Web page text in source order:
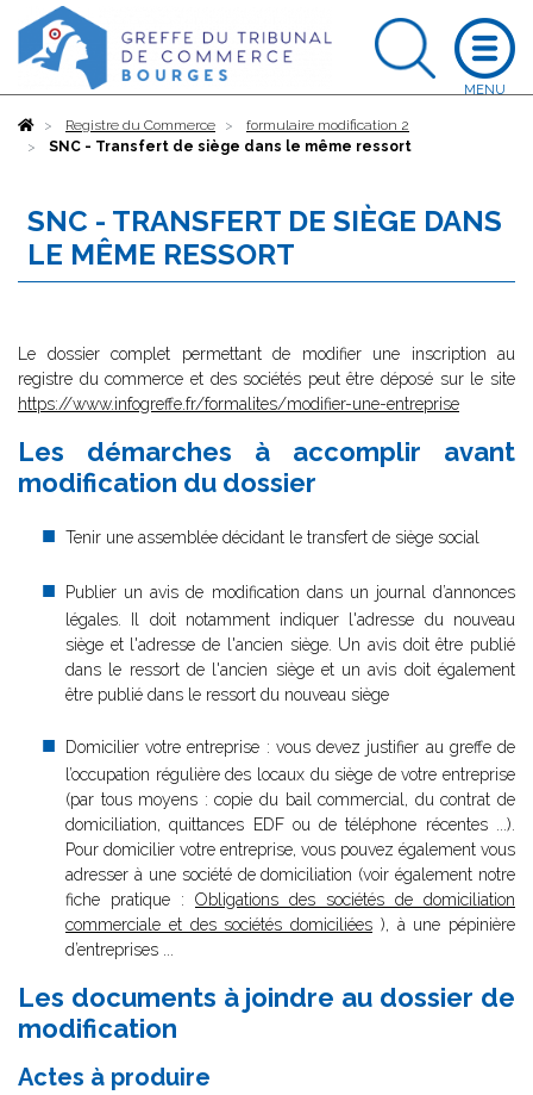
AccueilRegistre du Commerce
formulaire modification 2
SNC - Transfert de siège dans le même ressort
SNC - TRANSFERT DE SIÈGE DANS
LE MÊME RESSORT
Le dossier complet permettant de modifier une inscription au
registre du commerce et des sociétés peut être déposé sur le site
https://www.infogreffe.fr/formalites/modifier-une-entreprise
Les démarches à accomplir avant
modification du dossier
Tenir une assemblée décidant le transfert de siège social
Publier un avis de modification dans un journal d’annonces
légales. Il doit notamment indiquer l'adresse du nouveau
siège et l'adresse de l'ancien siège. Un avis doit être publié
dans le ressort de l'ancien siège et un avis doit également
être publié dans le ressort du nouveau siège
Domicilier votre entreprise : vous devez justifier au greffe de
l’occupation régulière des locaux du siège de votre entreprise
(par tous moyens : copie du bail commercial, du contrat de
domiciliation, quittances EDF ou de téléphone récentes ...).
Pour domicilier votre entreprise, vous pouvez également vous
adresser à une société de domiciliation (voir également notre
fiche pratique : Obligations des sociétés de domiciliation
commerciale et des sociétés domiciliées ), à une pépinière
d’entreprises ...
Les documents à joindre au dossier de
modification
Actes à produire